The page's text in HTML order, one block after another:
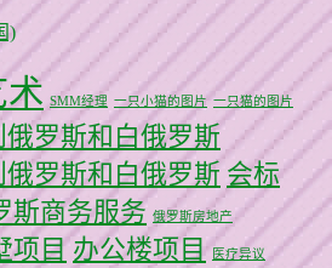
)
术 SMM经理 一只小猫的图片 一只猫的图片
罗斯和白俄罗斯
罗斯和白俄罗斯 会标
斯商务服务 俄罗斯房地产
项目 办公楼项目
医疗异议